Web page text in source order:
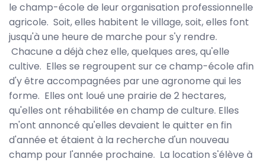
le champ-école de leur organisation professionnelle
agricole. Soit, elles habitent le village, soit, elles font
jusqu'à une heure de marche pour s'y rendre.
Chacune a déjà chez elle, quelques ares, qu'elle
cultive. Elles se regroupent sur ce champ-école afin
d'y être accompagnées par une agronome qui les
forme. Elles ont loué une prairie de 2 hectares,
qu'elles ont réhabilitée en champ de culture. Elles
m'ont annoncé qu'elles devaient le quitter en fin
d'année et étaient à la recherche d'un nouveau
champ pour l'année prochaine. La location s'élève à